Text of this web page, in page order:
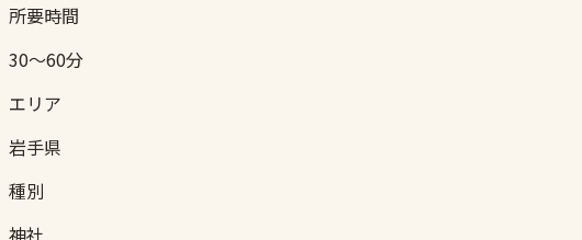
所要時間
30〜60分
エリア
岩手県
種別
神社